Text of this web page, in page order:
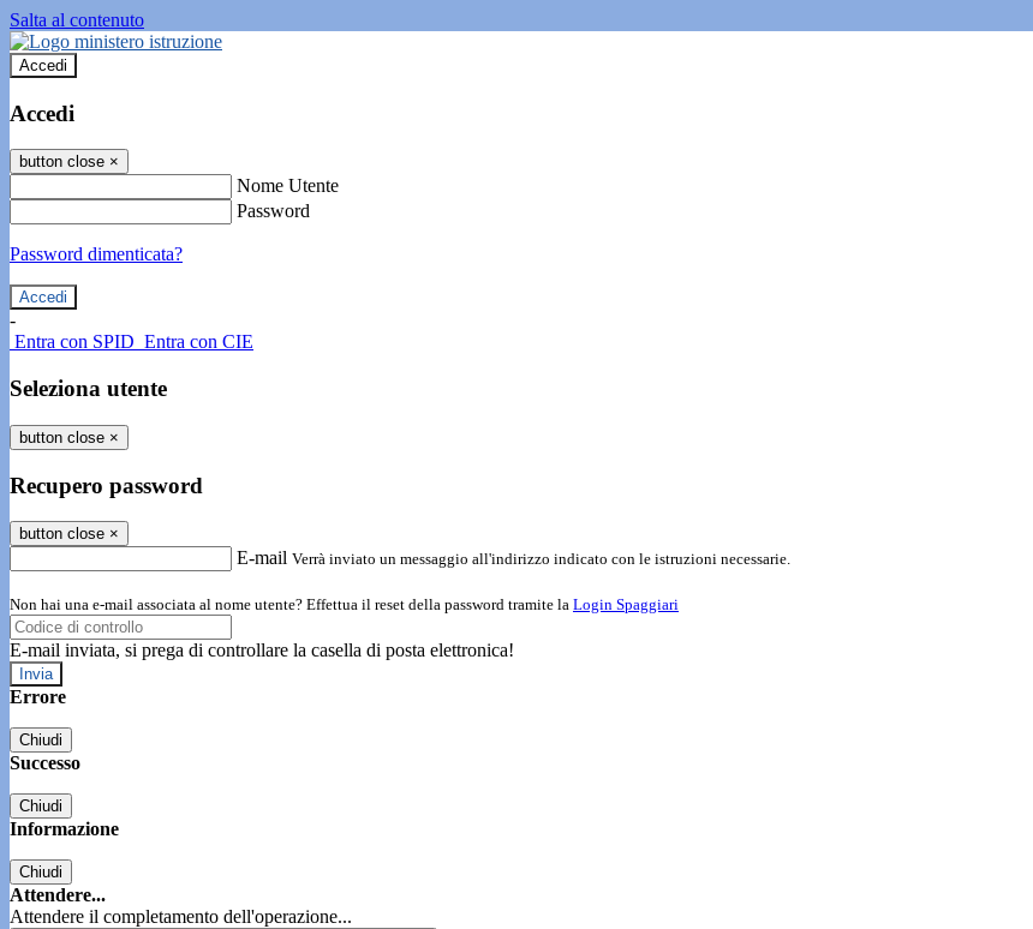
Salta al contenuto
Accedi
Accedi
button close ×
Nome Utente
Password
Password dimenticata?
-
Entra con SPID Entra con CIE
Seleziona utente
button close ×
Recupero password
button close ×
E-mail Verrà inviato un messaggio all'indirizzo indicato con le istruzioni necessarie.
Non hai una e-mail associata al nome utente? Effettua il reset della password tramite la Login Spaggiari
E-mail inviata, si prega di controllare la casella di posta elettronica!
Errore
Chiudi
Successo
Chiudi
Informazione
Chiudi
Attendere...
Attendere il completamento dell'operazione...